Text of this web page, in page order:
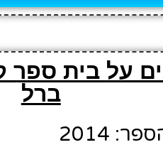
על בית ספר
ברל
2014